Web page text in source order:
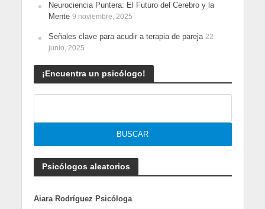
Neurociencia Puntera: El Futuro del Cerebro y la
Mente 9 noviembre, 2025
Señales clave para acudir a terapia de pareja 22
junio, 2025
¡Encuentra un psicólogo!
Psicólogos aleatorios
Aiara Rodríguez Psicóloga